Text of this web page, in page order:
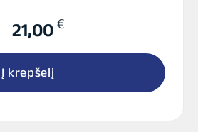
21,00 €
Į krepšelį